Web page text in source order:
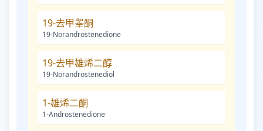
19-去甲睾酮
19-Norandrostenedione
19-去甲雄烯二醇
19-Norandrostenediol
1-雄烯二酮
1-Androstenedione